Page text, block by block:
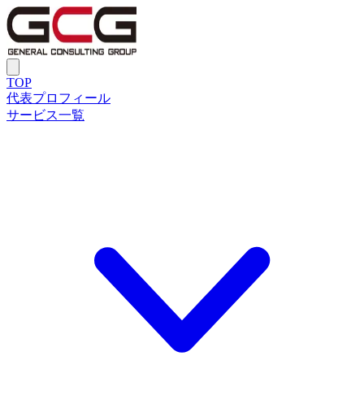
TOP
代表プロフィール
サービス一覧